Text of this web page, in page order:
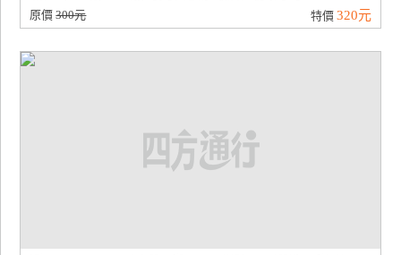
原價300元 特價 320元